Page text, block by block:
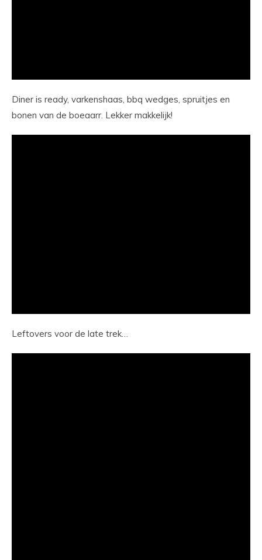
Diner is ready, varkenshaas, bbq wedges, spruitjes en
bonen van de boeaarr. Lekker makkelijk!
Leftovers voor de late trek…